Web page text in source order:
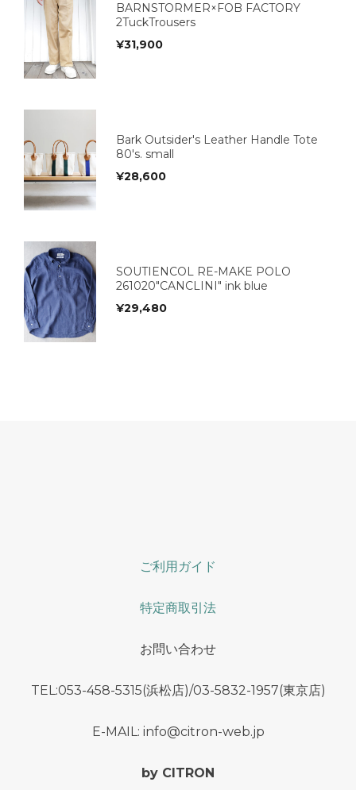
BARNSTORMER×FOB FACTORY
2TuckTrousers
¥31,900
Bark Outsider's Leather Handle Tote
80's. small
¥28,600
SOUTIENCOL RE-MAKE POLO
261020"CANCLINI" ink blue
¥29,480
ご利用ガイド
特定商取引法
お問い合わせ
TEL:053-458-5315(浜松店)/03-5832-1957(東京店)
E-MAIL: info@citron-web.jp
by CITRON